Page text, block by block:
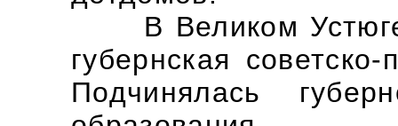
В Великом Устюге
губернская
Подчинялась